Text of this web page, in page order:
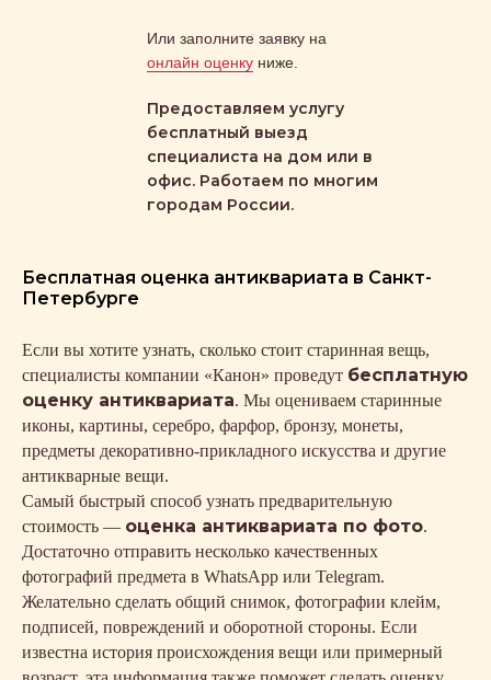
Или заполните заявку на
онлайн оценку ниже.
Предоставляем услугу
бесплатный выезд
специалиста на дом или в
офис. Работаем по многим
городам России.
Бесплатная оценка антиквариата в Санкт-
Петербурге
Если вы хотите узнать, сколько стоит старинная вещь,
специалисты компании «Канон» проведут бесплатную
оценку антиквариата. Мы оцениваем старинные
иконы, картины, серебро, фарфор, бронзу, монеты,
предметы декоративно-прикладного искусства и другие
антикварные вещи.
Самый быстрый способ узнать предварительную
стоимость — оценка антиквариата по фото.
Достаточно отправить несколько качественных
фотографий предмета в WhatsApp или Telegram.
Желательно сделать общий снимок, фотографии клейм,
подписей, повреждений и оборотной стороны. Если
известна история происхождения вещи или примерный